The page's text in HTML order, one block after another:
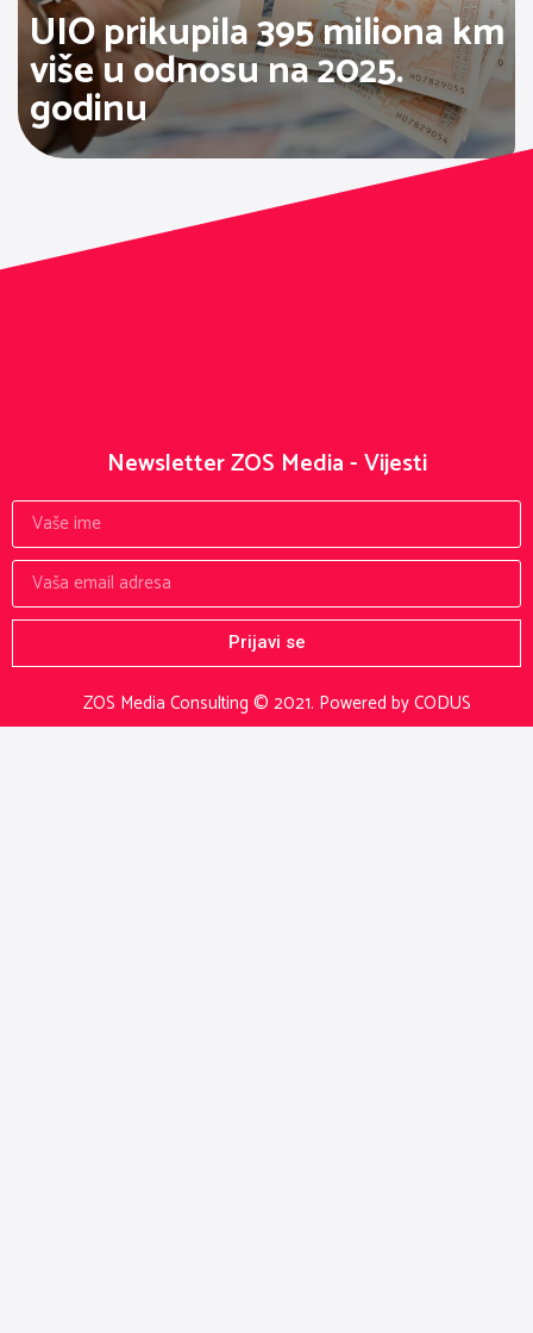
UIO prikupila 395 miliona km
više u odnosu na 2025.
godinu
ZOS Media Consulting © 2021. Powered by CODUS
Newsletter ZOS Media - Vijesti
Prijavi se